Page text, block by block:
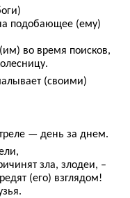
подобающее (ему)
во время поисков,
(своими)
— день за днем.
зла, злодеи, –
(его) взглядом!